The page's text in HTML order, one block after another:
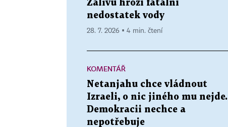
Zálivu hrozí fatální
nedostatek vody
28. 7. 2026 ▪ 4 min. čtení
KOMENTÁŘ
Netanjahu chce vládnout
Izraeli, o nic jiného mu nejde.
Demokracii nechce a
nepotřebuje